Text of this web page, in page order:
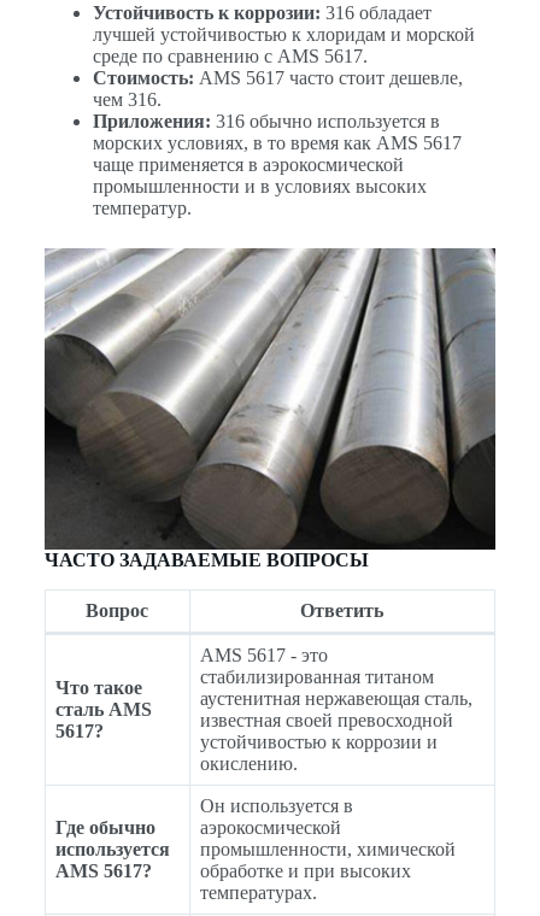
Устойчивость к коррозии: 316 обладает
лучшей устойчивостью к хлоридам и морской
среде по сравнению с AMS 5617.
Стоимость: AMS 5617 часто стоит дешевле,
чем 316.
Приложения: 316 обычно используется в
морских условиях, в то время как AMS 5617
чаще применяется в аэрокосмической
промышленности и в условиях высоких
температур.
ЧАСТО ЗАДАВАЕМЫЕ ВОПРОСЫ
Вопрос Ответить
Что такое
сталь AMS
5617?
AMS 5617 - это
стабилизированная титаном
аустенитная нержавеющая сталь,
известная своей превосходной
устойчивостью к коррозии и
окислению.
Где обычно
используется
AMS 5617?
Он используется в
аэрокосмической
промышленности, химической
обработке и при высоких
температурах.